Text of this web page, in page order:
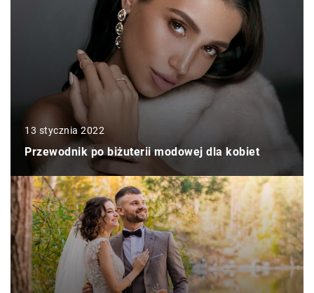
13 stycznia 2022
Przewodnik po biżuterii modowej dla kobiet